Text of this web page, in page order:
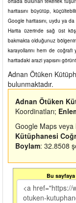
haritasını büyütüp,
Google haritasını, uydu ya
Harita üzerinde sağ üst
bakmakta olduğunuz
karayollarını hem de coğrafi
haritadaki arazi yapısını
Adnan Ötüken
bulunmaktadır.
Adnan Ötüken
Koordinatları;
Google Maps veya
Kütüphanesi
Boylam: 32.8508
Bu sayfaya